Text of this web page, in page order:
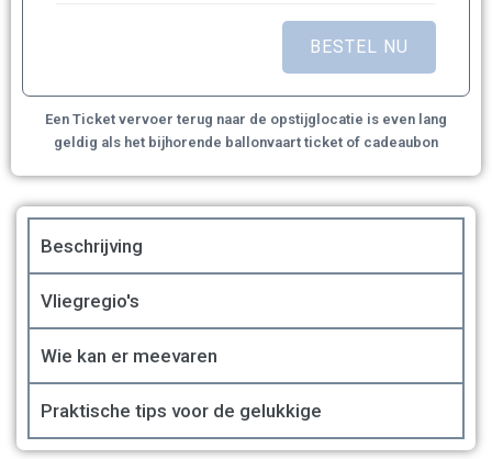
Een Ticket vervoer terug naar de opstijglocatie is even lang
geldig als het bijhorende ballonvaart ticket of cadeaubon
Beschrijving
Vliegregio's
Wie kan er meevaren
Praktische tips voor de gelukkige